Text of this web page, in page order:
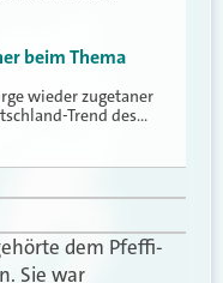
beim Thema
wieder zugetaner
Trend des…
dem Pfeffi-
Sie war